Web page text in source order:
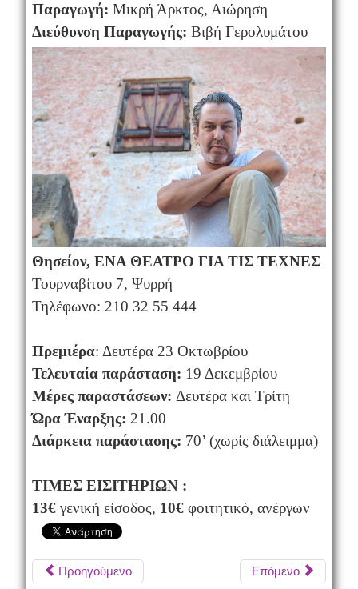
Παραγωγή: Μικρή Άρκτος, Αιώρηση
Διεύθυνση Παραγωγής: Βιβή Γερολυμάτου
Θησείον, ΕΝΑ ΘΕΑΤΡΟ ΓΙΑ ΤΙΣ ΤΕΧΝΕΣ
Τουρναβίτου 7, Ψυρρή
Τηλέφωνο: 210 32 55 444
Πρεμιέρα: Δευτέρα 23 Οκτωβρίου
Τελευταία παράσταση: 19 Δεκεμβρίου
Μέρες παραστάσεων: Δευτέρα και Τρίτη
Ώρα Έναρξης: 21.00
Διάρκεια παράστασης: 70’ (χωρίς διάλειμμα)
ΤΙΜΕΣ ΕΙΣΙΤΗΡΙΩΝ :
13€γενική είσοδος, 10€φοιτητικό, ανέργων
Προηγούμενο Επόμενο